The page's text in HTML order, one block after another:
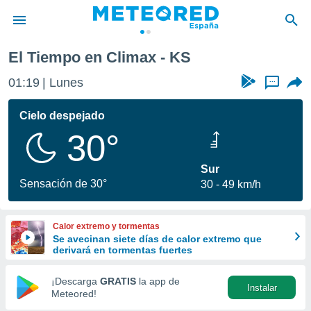
de
por
se
calidad.
a este
las
y
forma
digital
basada
El Tiempo en Climax - KS
01:19 Lunes ...
Cielo despejado
30°
Sensación de 30°
Sur
30
49 km/h
Calor extremo y tormentas
Se avecinan siete días de calor extremo que
derivará en tormentas fuertes
¡Descarga GRATIS la app de
Meteored!
Instalar